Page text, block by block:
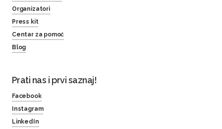
Organizatori
Press kit
Centar za pomoć
Blog
Prati nas i prvi saznaj!
Facebook
Instagram
LinkedIn